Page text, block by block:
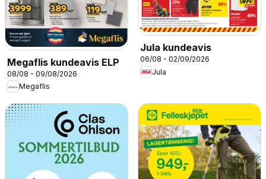
Megaflis kundeavis ELP
08/08 - 09/08/2026
Megaflis
Jula kundeavis
06/08 - 02/09/2026
Jula